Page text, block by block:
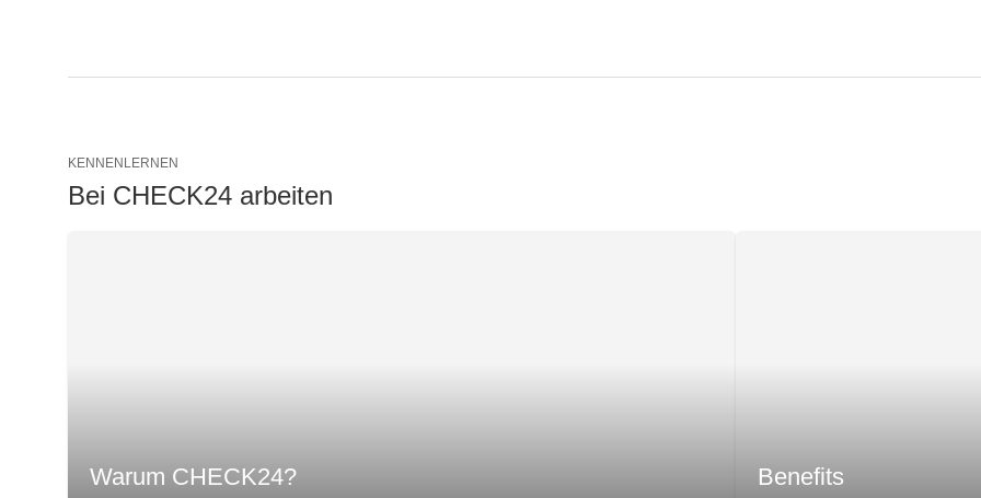
KENNENLERNEN
Bei CHECK24 arbeiten
Warum CHECK24? Benefits